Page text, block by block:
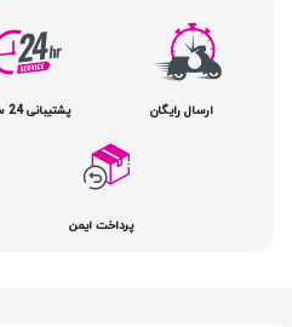
ارسال رایگان پشتیبانی 24 ساعته
پرداخت ایمن